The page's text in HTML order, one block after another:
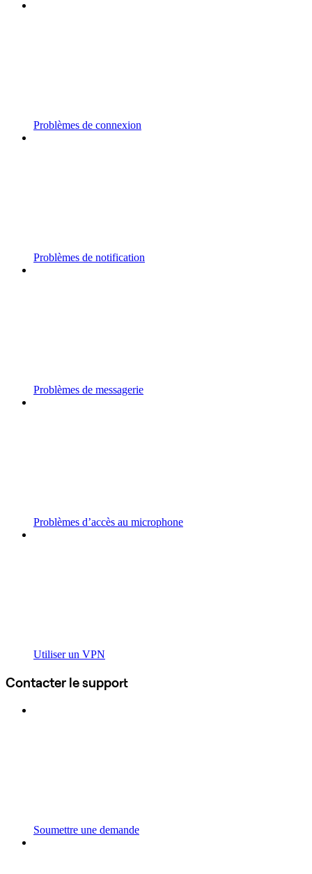
Problèmes de connexion
Problèmes de notification
Problèmes de messagerie
Problèmes d’accès au microphone
Utiliser un VPN
Contacter le support
Soumettre une demande